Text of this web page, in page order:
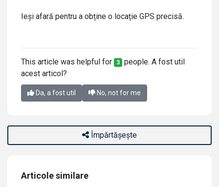
Ieși afară pentru a obține o locație GPS precisă.
This article was helpful for 3 people. A fost util
acest articol?
Da, a fost util No, not for me
Împărtășește
Articole similare